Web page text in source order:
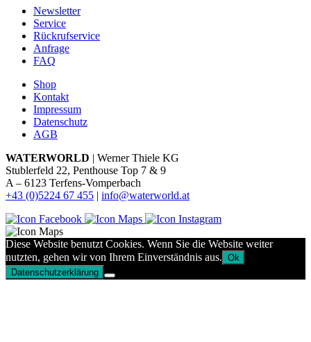
Newsletter
Service
Rückrufservice
Anfrage
FAQ
Shop
Kontakt
Impressum
Datenschutz
AGB
WATERWORLD | Werner Thiele KG
Stublerfeld 22, Penthouse Top 7 & 9
A – 6123 Terfens-Vomperbach
+43 (0)5224 67 455 | info@waterworld.at
Diese Website benutzt Cookies. Wenn Sie die Website weiter
nutzten, gehen wir von Ihrem Einverständnis aus. Ok
Datenschutzerklärung